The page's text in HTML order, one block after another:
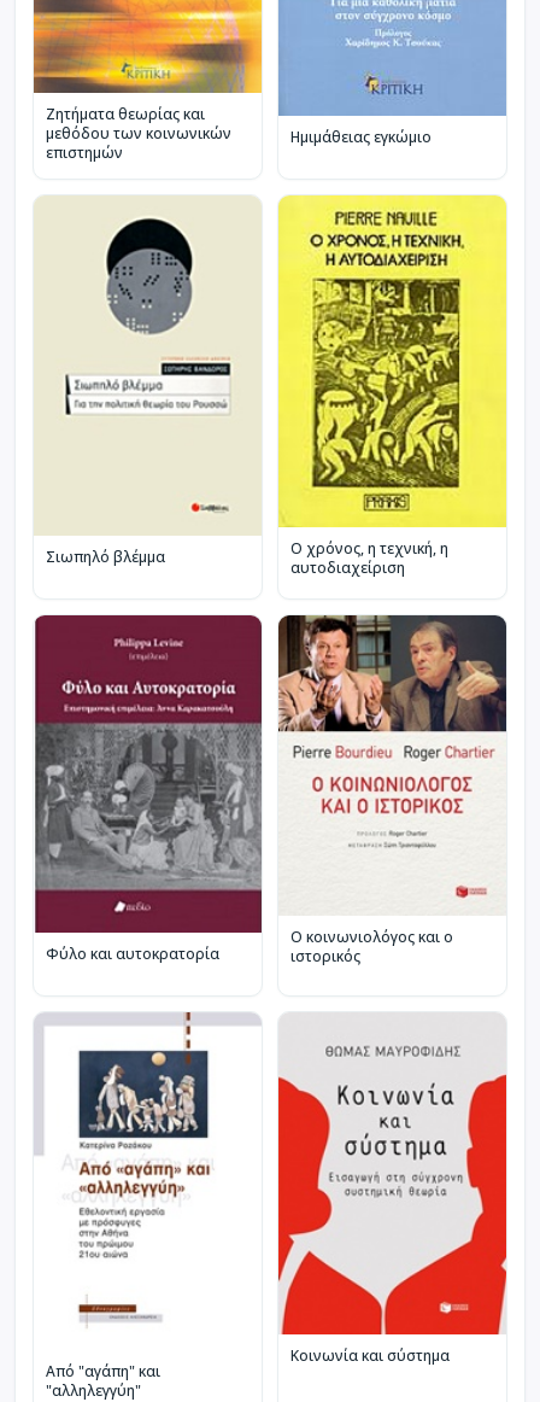
Ζητήματα θεωρίας και
μεθόδου των κοινωνικών
επιστημών
Ηµιµάθειας εγκώµιο
Σιωπηλό βλέμμα
Ο χρόνος, η τεχνική, η
αυτοδιαχείριση
Φύλο και αυτοκρατορία
Ο κοινωνιολόγος και ο
ιστορικός
Από "αγάπη" και
"αλληλεγγύη"
Κοινωνία και σύστημα